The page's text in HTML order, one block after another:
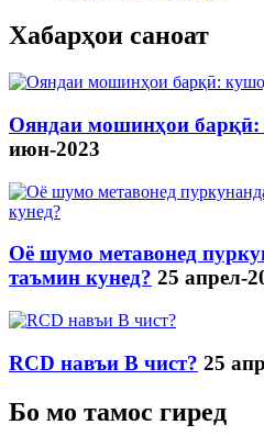
Хабарҳои саноат
Ояндаи мошинҳои барқӣ:
июн-2023
Оё шумо метавонед
таъмин кунед? 25 апрел-
RCD навъи B чист? 25
Бо мо тамос гиред